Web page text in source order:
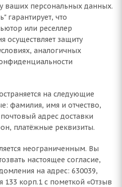
ваших персональных данных.
гарантирует, что
или реселлер
осуществляет защиту
аналогичных
на следующие
фамилия, имя и отчество,
адрес доставки
платёжные реквизиты.
неограниченным. Вы
настоящее согласие,
на адрес: 630039,
133 корп.1 с пометкой «Отзыв